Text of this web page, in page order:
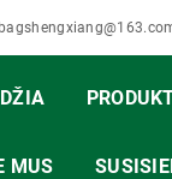
MUS